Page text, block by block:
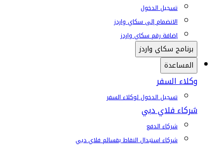
تسجيل الدخول
الانضمام إلى سكاي واردز
إضافة رقم سكاي واردز
برنامج سكاي واردز
المساعدة
وكلاء السفر
تسجيل الدخول لوكلاء السفر
شركاء فلاي دبي
شركاء الدفع
شركاء استبدال النقاط بقسائم فلاي دبي